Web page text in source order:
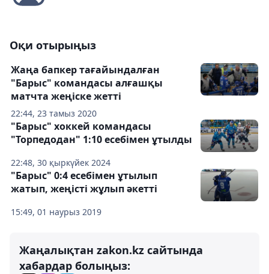
Оқи отырыңыз
22:44, 23 тамыз 2020
Жаңа бапкер тағайындалған
"Барыс" командасы алғашқы
матчта жеңіске жетті
22:48, 30 қыркүйек 2024
"Барыс" хоккей командасы
"Торпедодан" 1:10 есебімен ұтылды
15:49, 01 наурыз 2019
"Барыс" 0:4 есебімен ұтылып
жатып, жеңісті жұлып әкетті
Жаңалықтан zakon.kz сайтында
хабардар болыңыз: